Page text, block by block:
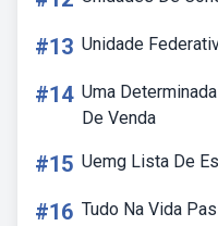
#13 Unidade
#14 Uma
De Venda
#15 Uemg Lista De
#16 Tudo Na Vida